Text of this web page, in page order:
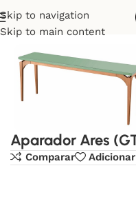
Skip to navigation
Skip to main content
Início Aparadores
Aparador Ares
Comparar